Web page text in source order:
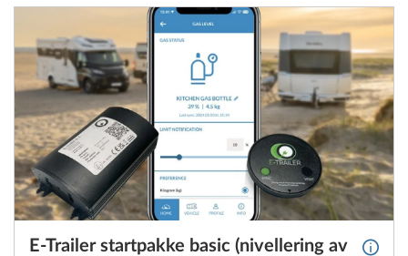
E-Trailer startpakke basic (nivellering av
Mer